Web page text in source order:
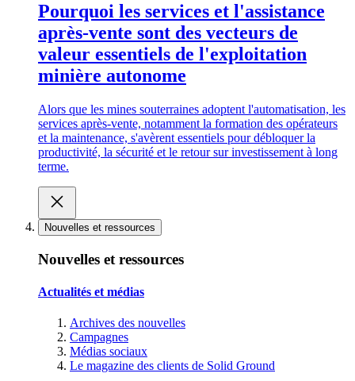
Pourquoi les services et l'assistance
après-vente sont des vecteurs de
valeur essentiels de l'exploitation
minière autonome
Alors que les mines souterraines adoptent l'automatisation, les
services après-vente, notamment la formation des opérateurs
et la maintenance, s'avèrent essentiels pour débloquer la
productivité, la sécurité et le retour sur investissement à long
terme.
Nouvelles et ressources
Nouvelles et ressources
Actualités et médias
Archives des nouvelles
Campagnes
Médias sociaux
Le magazine des clients de Solid Ground